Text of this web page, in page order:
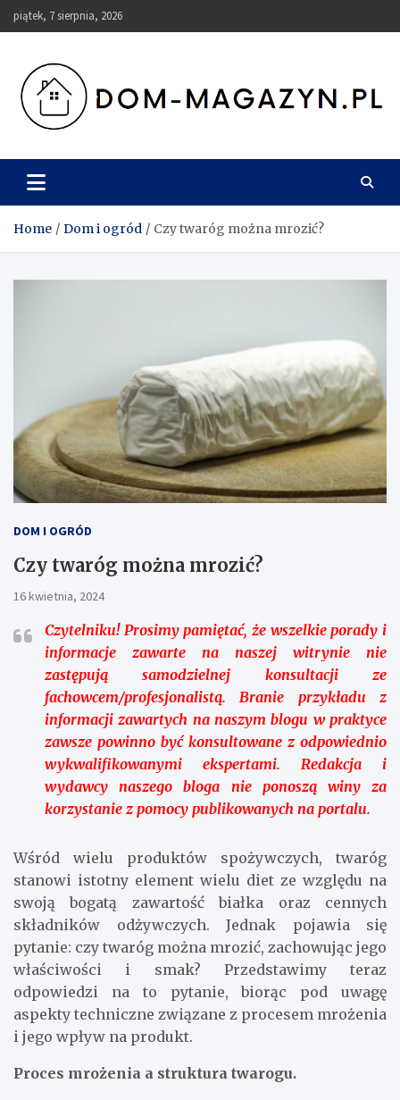
Skip
to
piątek, 7 sierpnia, 2026
Dom-Magazyn.pl
Home Dom i ogród Czy twaróg można mrozić?
DOM I OGRÓD
Czy twaróg można mrozić?
16 kwietnia, 2024
Czytelniku!Prosimy pamiętać, że wszelkie porady i
informacje zawarte na naszej witrynie nie
zastępują samodzielnej konsultacji ze
fachowcem/profesjonalistą. Branie przykładu z
informacji zawartych na naszym blogu w praktyce
zawsze powinno być konsultowane z odpowiednio
wykwalifikowanymi ekspertami. Redakcja i
wydawcy naszego bloga nie ponoszą winy za
korzystanie z pomocy publikowanych na portalu.
Wśród wielu produktów spożywczych, twaróg
stanowi istotny element wielu diet ze względu na
swoją bogatą zawartość białka oraz cennych
składników odżywczych. Jednak pojawia się
pytanie: czy twaróg można mrozić, zachowując jego
właściwości i smak? Przedstawimy teraz
odpowiedzi na to pytanie, biorąc pod uwagę
aspekty techniczne związane z procesem mrożenia
i jego wpływ na produkt.
Proces mrożenia a struktura twarogu.